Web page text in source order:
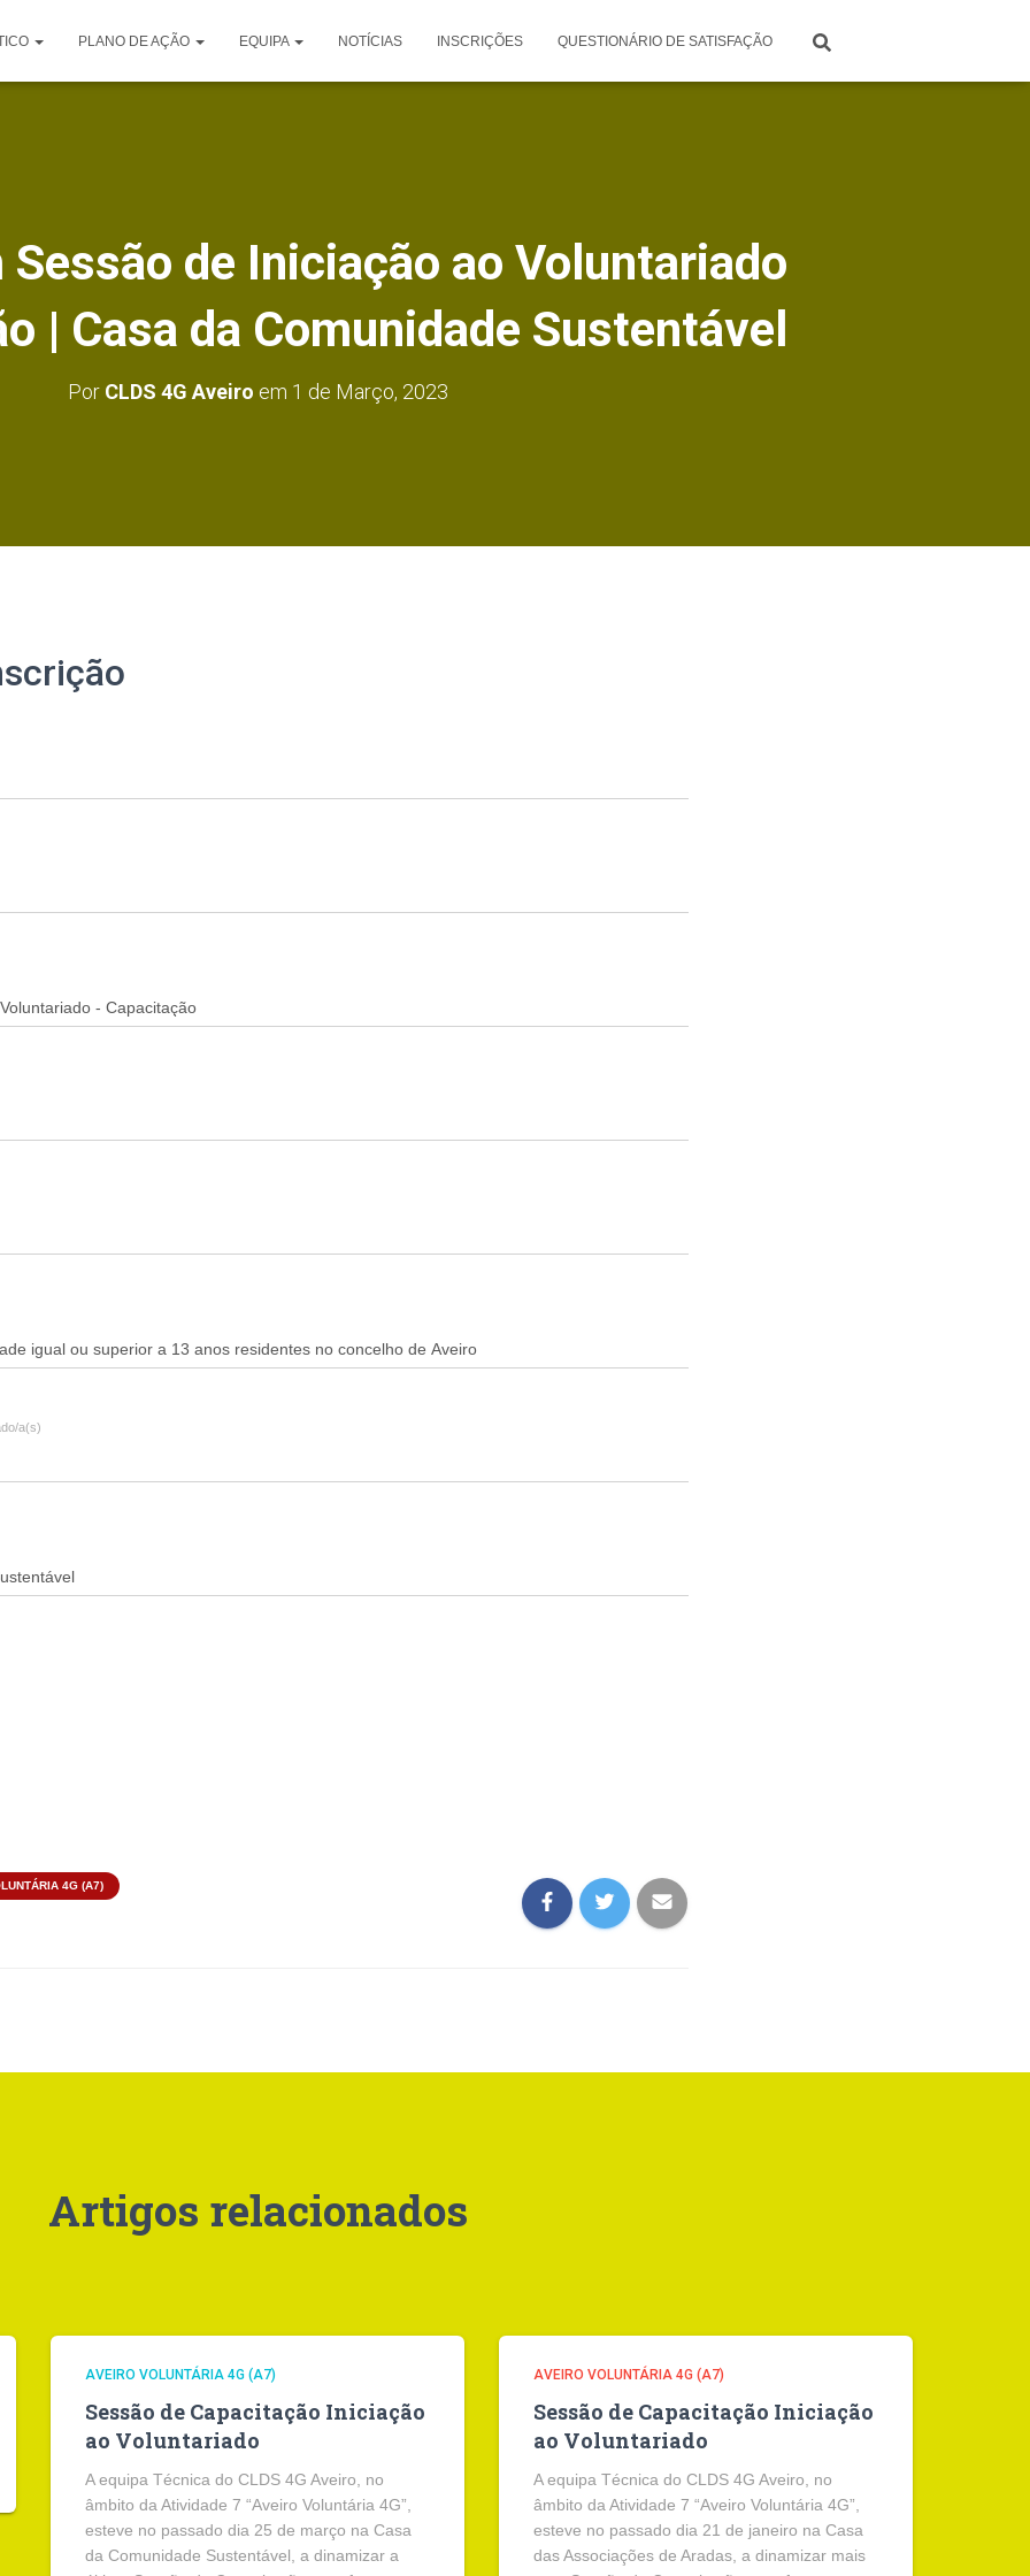
PLANO DE AÇÃO EQUIPA NOTÍCIAS INSCRIÇÕES QUESTIONÁRIO DE SATISFAÇÃO
de Iniciação ao Voluntariado
| Casa da Comunidade Sustentável
Por CLDS 4G Aveiro em 1 de Março, 2023
a(s)
4G (A7)
Artigos relacionados
AVEIRO VOLUNTÁRIA 4G (A7)
Sessão de Capacitação Iniciação
ao Voluntariado
A equipa Técnica do CLDS 4G Aveiro, no
âmbito da Atividade 7 “Aveiro Voluntária 4G”,
esteve no passado dia 25 de março na Casa
da Comunidade Sustentável, a dinamizar a
AVEIRO VOLUNTÁRIA 4G (A7)
Sessão de Capacitação Iniciação
ao Voluntariado
A equipa Técnica do CLDS 4G Aveiro, no
âmbito da Atividade 7 “Aveiro Voluntária 4G”,
esteve no passado dia 21 de janeiro na Casa
das Associações de Aradas, a dinamizar mais